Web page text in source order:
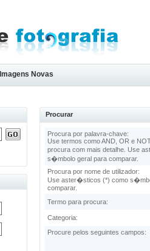
Imagens Novas
Procurar
Procura por palavra-chave:
Use termos como AND, OR e
procura com mais detalhe. Use
s�mbolo geral para comparar.
Procura por nome de utilizador:
Use aster�sticos (*) como
comparar.
Termo para procura:
Categoria:
Procure pelos seguintes campos: